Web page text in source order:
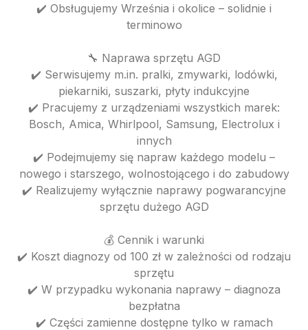
✔️ Obsługujemy Września i okolice – solidnie i
terminowo
🔧 Naprawa sprzętu AGD
✔️ Serwisujemy m.in. pralki, zmywarki, lodówki,
piekarniki, suszarki, płyty indukcyjne
✔️ Pracujemy z urządzeniami wszystkich marek:
Bosch, Amica, Whirlpool, Samsung, Electrolux i
innych
✔️ Podejmujemy się napraw każdego modelu –
nowego i starszego, wolnostojącego i do zabudowy
✔️ Realizujemy wyłącznie naprawy pogwarancyjne
sprzętu dużego AGD
💰 Cennik i warunki
✔️ Koszt diagnozy od 100 zł w zależności od rodzaju
sprzętu
✔️ W przypadku wykonania naprawy – diagnoza
bezpłatna
✔️ Części zamienne dostępne tylko w ramach